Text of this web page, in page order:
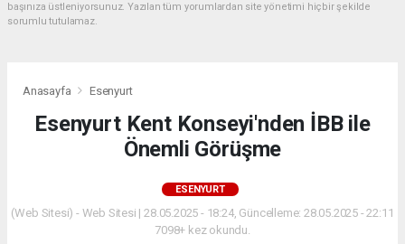
başınıza üstleniyorsunuz. Yazılan tüm yorumlardan site yönetimi hiçbir şekilde
sorumlu tutulamaz.
Anasayfa Esenyurt
Esenyurt Kent Konseyi'nden İBB ile
Önemli Görüşme
ESENYURT
(Web Sitesi) - Web Sitesi | 28.05.2025 - 18:24, Güncelleme: 28.05.2025 - 22:11
7098+ kez okundu.